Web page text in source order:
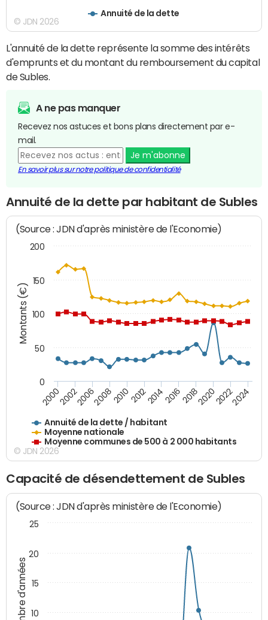
Annuité de la dette
© JDN 2026
L'annuité de la dette représente la somme des intérêts
d'emprunts et du montant du remboursement du capital
de Subles.
A ne pas manquer
Recevez nos astuces et bons plans directement par e-
mail.
Je m'abonne
En savoir plus sur notre politique de confidentialité
Annuité de la dette par habitant de Subles
Montants (€)
(Source : JDN d'après ministère de l'Economie)
Annuité de la dette / habitant
Moyenne nationale
Moyenne communes de 500 à 2 000 habitants
200020022006200820102012201420162018202020222024
0
50
100
150
200
© JDN 2026
Capacité de désendettement de Subles
Nombre d'années
(Source : JDN d'après ministère de l'Economie)
10
15
20
25